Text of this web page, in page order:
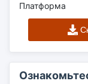
Платформа